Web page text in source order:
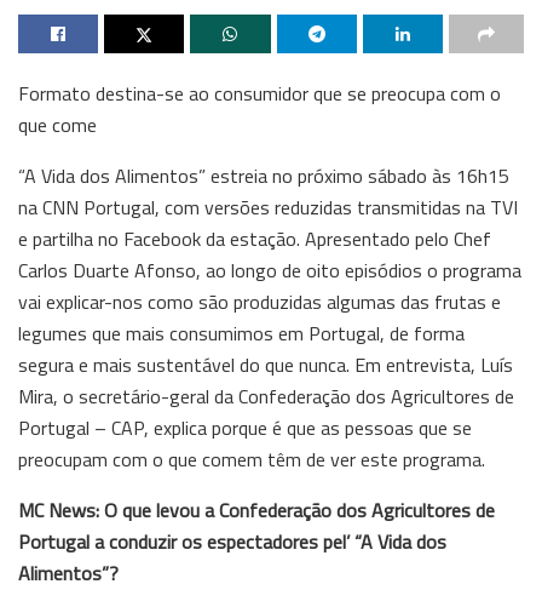
Formato destina-se ao consumidor que se preocupa com o
que come
“A Vida dos Alimentos” estreia no próximo sábado às 16h15
na CNN Portugal, com versões reduzidas transmitidas na TVI
e partilha no Facebook da estação. Apresentado pelo Chef
Carlos Duarte Afonso, ao longo de oito episódios o programa
vai explicar-nos como são produzidas algumas das frutas e
legumes que mais consumimos em Portugal, de forma
segura e mais sustentável do que nunca. Em entrevista, Luís
Mira, o secretário-geral da Confederação dos Agricultores de
Portugal – CAP, explica porque é que as pessoas que se
preocupam com o que comem têm de ver este programa.
MC News: O que levou a Confederação dos Agricultores de
Portugal a conduzir os espectadores pel’ “A Vida dos
Alimentos”?